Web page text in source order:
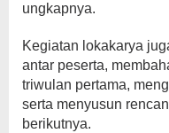
ungkapnya.
Kegiatan lokakarya
antar peserta,
triwulan pertama,
serta menyusun
berikutnya.